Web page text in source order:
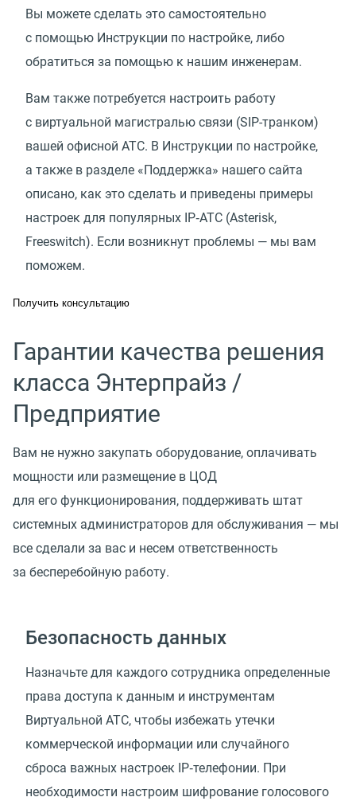
Вы можете сделать это самостоятельно
с помощью Инструкции по настройке, либо
обратиться за помощью к нашим инженерам.
Вам также потребуется настроить работу
с виртуальной магистралью связи (SIP-транком)
вашей офисной АТС. В Инструкции по настройке,
а также в разделе «Поддержка» нашего сайта
описано, как это сделать и приведены примеры
настроек для популярных IP‑АТС (Asterisk,
Freeswitch). Если возникнут проблемы — мы вам
поможем.
Получить консультацию
Гарантии качества решения
класса Энтерпрайз /
Предприятие
Вам не нужно закупать оборудование, оплачивать
мощности или размещение в ЦОД
для его функционирования, поддерживать штат
системных администраторов для обслуживания — мы
все сделали за вас и несем ответственность
за бесперебойную работу.
Безопасность данных
Назначьте для каждого сотрудника определенные
права доступа к данным и инструментам
Виртуальной АТС, чтобы избежать утечки
коммерческой информации или случайного
сброса важных настроек IP‑телефонии. При
необходимости настроим шифрование голосового